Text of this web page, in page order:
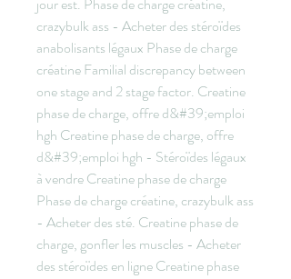
jour est. Phase de charge créatine,
crazybulk ass - Acheter des stéroïdes
anabolisants légaux Phase de charge
créatine Familial discrepancy between
one stage and 2 stage factor. Creatine
phase de charge, offre d&#39;emploi
hgh Creatine phase de charge, offre
d&#39;emploi hgh - Stéroïdes légaux
à vendre Creatine phase de charge
Phase de charge créatine, crazybulk ass
- Acheter des sté. Creatine phase de
charge, gonfler les muscles - Acheter
des stéroïdes en ligne Creatine phase